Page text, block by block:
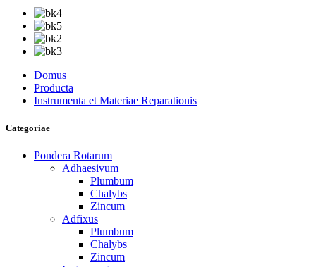
Domus
Producta
Instrumenta et Materiae Reparationis
Categoriae
Pondera Rotarum
Adhaesivum
Plumbum
Chalybs
Zincum
Adfixus
Plumbum
Chalybs
Zincum